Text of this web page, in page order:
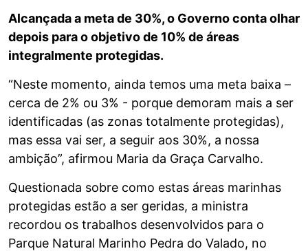
Alcançada a meta de 30%, o Governo conta olhar
depois para o objetivo de 10% de áreas
integralmente protegidas.
“Neste momento, ainda temos uma meta baixa –
cerca de 2% ou 3% - porque demoram mais a ser
identificadas (as zonas totalmente protegidas),
mas essa vai ser, a seguir aos 30%, a nossa
ambição”, afirmou Maria da Graça Carvalho.
Questionada sobre como estas áreas marinhas
protegidas estão a ser geridas, a ministra
recordou os trabalhos desenvolvidos para o
Parque Natural Marinho Pedra do Valado, no